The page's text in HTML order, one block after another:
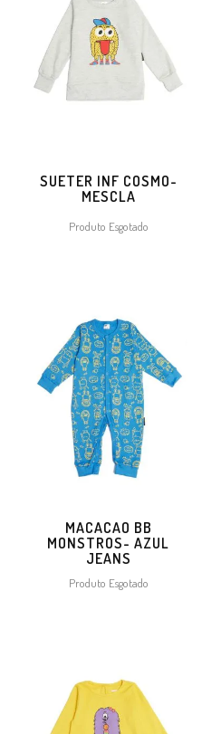
SUETER INF COSMO-
MESCLA
Produto Esgotado
MACACAO BB
MONSTROS- AZUL
JEANS
Produto Esgotado